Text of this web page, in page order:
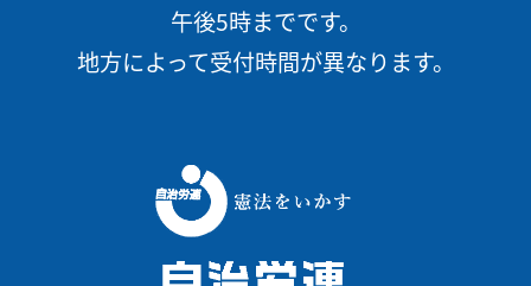
午後5時までです。
地方によって受付時間が異なります。